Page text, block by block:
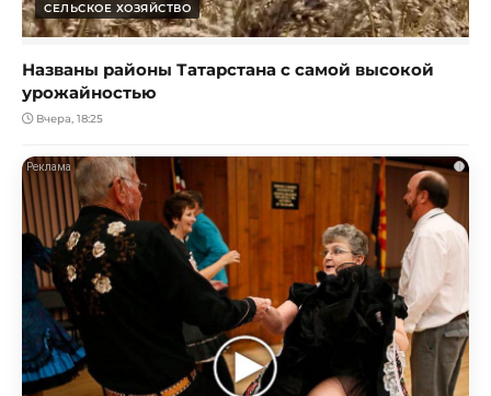
СЕЛЬСКОЕ ХОЗЯЙСТВО
Названы районы Татарстана с самой высокой
урожайностью
Вчера, 18:25
i